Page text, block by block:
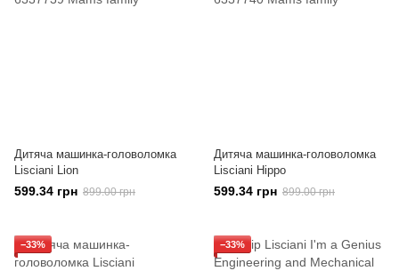
Дитяча машинка-головоломка
Lisciani Lion
599.34 грн 899.00 грн
Дитяча машинка-головоломка
Lisciani Hippo
599.34 грн 899.00 грн
−33% −33%